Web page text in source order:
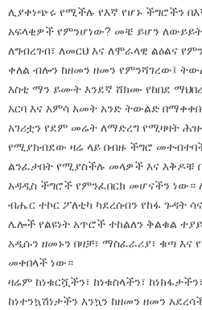
ሊያቀነጭሩ የሚችሉ የእኛ የሆኑ ችግሮችን
አፍላቂዎች የምንሆነው? መቼ ይሆን
ለግብረገብ፣ ለመርህ እና ለሞራላዊ ልዕልና
ቀለል ብሎን ከዘመን ዘመን የምንሻገረው፤
እስቲ ማን ይሙት እንደኛ ሸክሙ የከበደ
አርባ እና አምሳ አመት አንድ ትውልድ
አገሪቷን የደም መሬት ለማድረግ የሚዛዛት
የሚያከብደው ዛሬ ላይ በብዙ ችግሮ
ልንፈታበት የሚያስችሉ መላዎች እና እቅዶቹ
አዳዲስ ችግሮች የምንፈበርክ መሆናችን ነው።
ብሔር ተኮር ፖለቲካ ካደረሰብን የከፋ ጉዳት
ሌሎች የልዩነት አጥሮች ተከልለን ቅልቁል
አዲሱን ዘመኑን በዛቻ፣ ማስፈራሪያ፣ ቁጣ እና
መቀበላች ነው።
ዛሬም ከነቁርሿችን፣ ከነቁስላችን፣
ከነተንኳሽነታችን እንኳን ከዘመን ዘመን